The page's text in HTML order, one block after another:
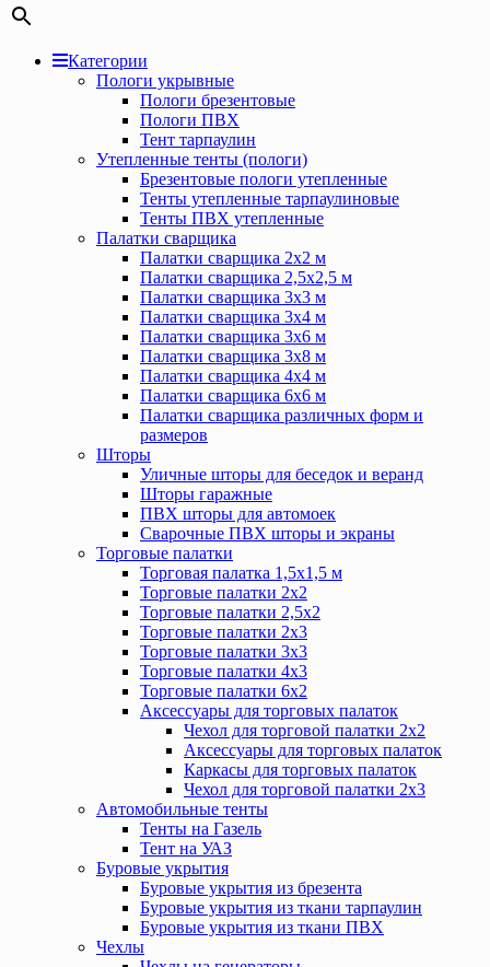
Категории
Пологи укрывные
Пологи брезентовые
Пологи ПВХ
Тент тарпаулин
Утепленные тенты (пологи)
Брезентовые пологи утепленные
Тенты утепленные тарпаулиновые
Тенты ПВХ утепленные
Палатки сварщика
Палатки сварщика 2х2 м
Палатки сварщика 2,5х2,5 м
Палатки сварщика 3х3 м
Палатки сварщика 3х4 м
Палатки сварщика 3х6 м
Палатки сварщика 3х8 м
Палатки сварщика 4х4 м
Палатки сварщика 6х6 м
Палатки сварщика различных форм и
размеров
Шторы
Уличные шторы для беседок и веранд
Шторы гаражные
ПВХ шторы для автомоек
Сварочные ПВХ шторы и экраны
Торговые палатки
Торговая палатка 1,5х1,5 м
Торговые палатки 2х2
Торговые палатки 2,5х2
Торговые палатки 2х3
Торговые палатки 3х3
Торговые палатки 4х3
Торговые палатки 6х2
Аксессуары для торговых палаток
Чехол для торговой палатки 2х2
Аксессуары для торговых палаток
Каркасы для торговых палаток
Чехол для торговой палатки 2х3
Автомобильные тенты
Тенты на Газель
Тент на УАЗ
Буровые укрытия
Буровые укрытия из брезента
Буровые укрытия из ткани тарпаулин
Буровые укрытия из ткани ПВХ
Чехлы